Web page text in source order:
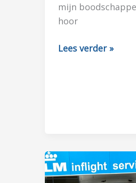
mijn
hoor
HOBBEL
Lees verder »